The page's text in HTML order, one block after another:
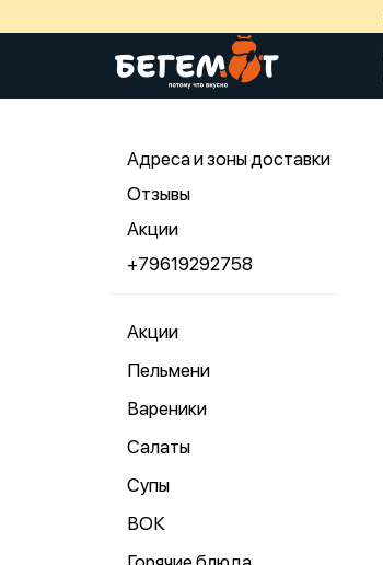
Адреса и зоны доставки
Отзывы
Акции
+79619292758
Акции
Пельмени
Вареники
Салаты
Супы
ВОК